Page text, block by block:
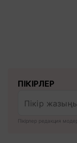
ПІКІРЛЕР
Пікірлер редакция